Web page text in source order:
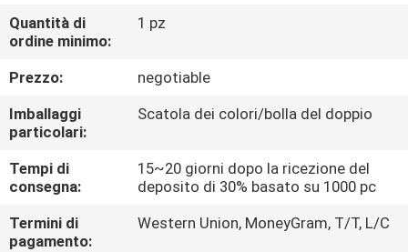
DELLA
FABBRICA
CONTROLLO
DELLA
QUALITÀ
CONTATTACI
Quantità di
ordine minimo:
1 pz
Prezzo:
negotiable
Imballaggi
particolari:
Scatola dei colori/bolla del doppio
Tempi di
consegna:
15~20 giorni dopo la ricezione del
deposito di 30% basato su 1000 pc
Termini di
pagamento:
Western Union, MoneyGram, T/T, L/C